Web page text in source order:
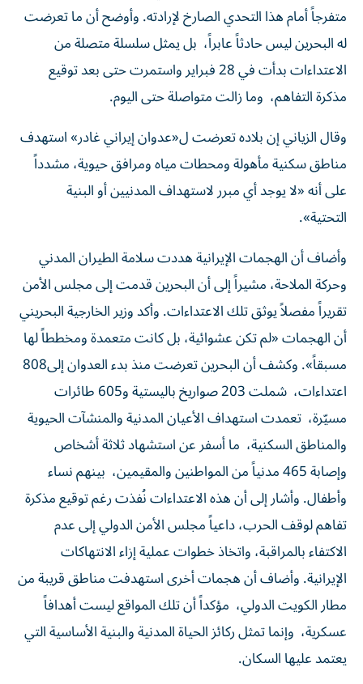
‬مذكرة‭ ‬التفاهم، ‭ ‬وما‭ ‬زالت‭ ‬متواصلة‭ ‬حتى‭ ‬اليوم‭.‬
وقال الزياني إن بلاده تعرضت ل«عدوان إيراني غادر» استهدف
مناطق سكنية مأهولة ومحطات مياه ومرافق حيوية، مشدداً
على أنه «لا يوجد أي مبرر لاستهداف المدنيين أو البنية
التحتية».
وأضاف أن الهجمات الإيرانية هددت سلامة الطيران المدني
وحركة الملاحة، مشيراً إلى أن البحرين قدمت إلى مجلس الأمن
تقريراً مفصلاً يوثق تلك الاعتداءات. وأكد وزير الخارجية البحريني
أن الهجمات «لم تكن عشوائية، بل كانت متعمدة ومخططاً لها
مسبقاً». وكشف‭ ‬أن‭ ‬البحرين‭ ‬تعرضت‭ ‬منذ‭ ‬بدء‭ ‬العدوان‭ ‬إلى‭ ‬808‭
‬وأطفال‭.‬ وأشار إلى أن هذه الاعتداءات نُفذت رغم توقيع مذكرة
تفاهم لوقف الحرب، داعياً مجلس الأمن الدولي إلى عدم
الاكتفاء بالمراقبة، واتخاذ خطوات عملية إزاء الانتهاكات
‬مطار‭ ‬الكويت‭ ‬الدولي، ‭ ‬مؤكداً‭ ‬أن‭ ‬تلك‭ ‬المواقع‭ ‬ليست‭ ‬أهدافاً
‬يعتمد‭ ‬عليها‭ ‬السكان‭.‬